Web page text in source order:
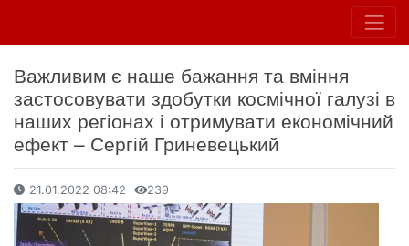
Важливим є наше бажання та вміння
застосовувати здобутки космічної галузі в
наших регіонах і отримувати економічний
ефект – Сергій Гриневецький
21.01.2022 08:42 239